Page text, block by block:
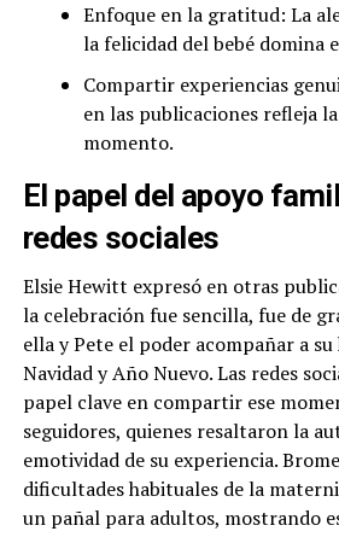
Enfoque en la gratitud: La
la felicidad del bebé domina
Compartir experiencias
en las publicaciones refleja
momento.
El papel del apoyo
redes sociales
Elsie Hewitt expresó en otras
la celebración fue sencilla, fue de
ella y Pete el poder acompañar a
Navidad y Año Nuevo. Las redes
papel clave en compartir ese
seguidores, quienes resaltaron la
emotividad de su experiencia.
dificultades habituales de la
un pañal para adultos, mostrando